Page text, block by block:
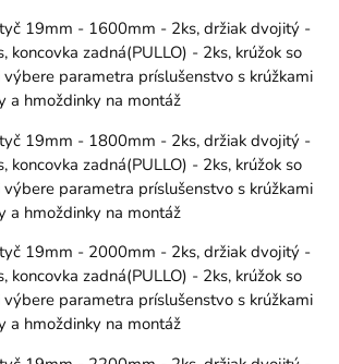
19mm - 1600mm - 2ks, držiak dvojitý -
koncovka zadná(PULLO) - 2ks, krúžok so
parametra príslušenstvo s krúžkami
a hmoždinky na montáž
19mm - 1800mm - 2ks, držiak dvojitý -
koncovka zadná(PULLO) - 2ks, krúžok so
parametra príslušenstvo s krúžkami
a hmoždinky na montáž
19mm - 2000mm - 2ks, držiak dvojitý -
koncovka zadná(PULLO) - 2ks, krúžok so
parametra príslušenstvo s krúžkami
a hmoždinky na montáž